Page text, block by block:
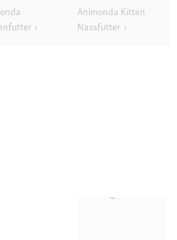
Animonda Kitten
Nassfutter